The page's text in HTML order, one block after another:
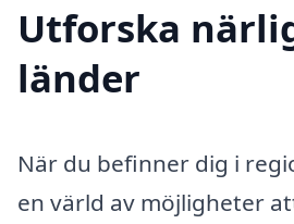
Utforska
länder
När du befinner dig i
en värld av möjligheter